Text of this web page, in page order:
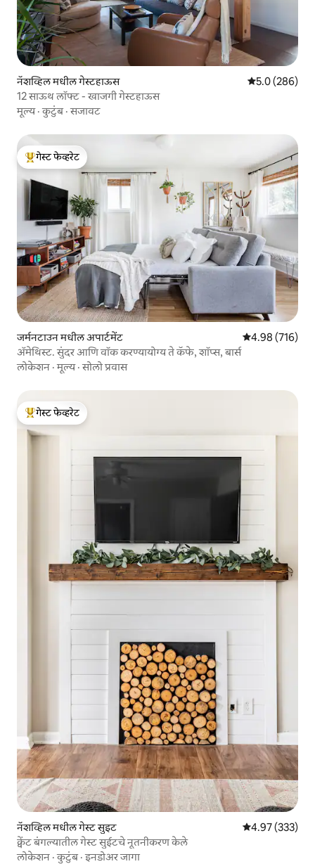
नॅशव्हिल मधील गेस्टहाऊस 5 पैकी 5.0
5.0 (286)
12 साऊथ लॉफ्ट - खाजगी गेस्टहाऊस
मूल्य·कुटुंब·सजावट
टॉप गेस्ट फेव्हरेट
गेस्ट फेव्हरेट
जर्मनटाउन मधील अपार्टमेंट 5 पैकी 4.98
4.98 (716)
ॲमेथिस्ट. सुंदर आणि वॉक करण्यायोग्य ते कॅफे, शॉप्स, बार्स
लोकेशन ·मूल्य·सोलो प्रवास
टॉप गेस्ट फेव्हरेट
गेस्ट फेव्हरेट
नॅशव्हिल मधील गेस्ट सुइट 5 पैकी 4.97
4.97 (333)
क्वेंट बंगल्यातील गेस्ट सुईटचे नूतनीकरण केले
लोकेशन ·कुटुंब·इनडोअर जागा